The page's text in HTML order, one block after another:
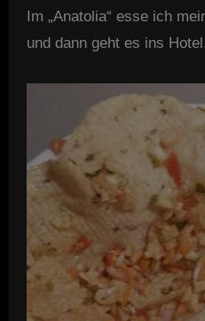
Im „Anatolia“ esse ich
und dann geht es ins Hotel.